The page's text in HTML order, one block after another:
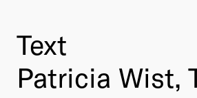
Text
Patricia Wist,